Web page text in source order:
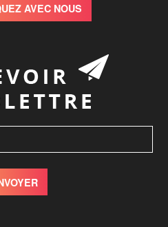
AVEC NOUS